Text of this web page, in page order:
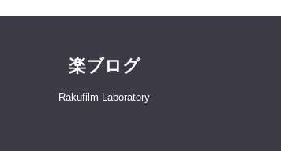
楽ブログ
Rakufilm Laboratory